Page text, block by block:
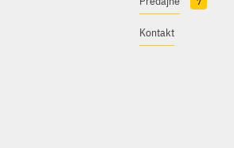
Kontakt